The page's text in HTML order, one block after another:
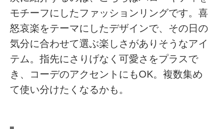
モチーフにしたファッションリングです。喜
怒哀楽をテーマにしたデザインで、その日の
気分に合わせて選ぶ楽しさがありそうなアイ
テム。指先にさりげなく可愛さをプラスで
き、コーデのアクセントにもOK。複数集め
て使い分けたくなるかも。